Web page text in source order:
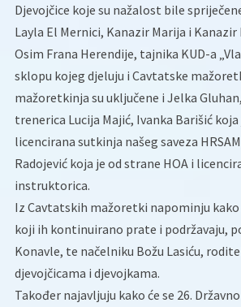
Djevojčice koje su nažalost bile
Layla El Mernici, Kanazir Marija i Kanazir
Osim Frana Herendije, tajnika KUD-a
sklopu kojeg djeluju i Cavtatske
mažoretkinja su uključene i Jelka
trenerica Lucija Majić, Ivanka Barišić
licencirana sutkinja našeg saveza
Radojević koja je od strane HOA i
instruktorica.
Iz Cavtatskih mažoretki napominju kako
koji ih kontinuirano prate i podržavaju,
Konavle, te načelniku Božu Lasiću,
djevojčicama i djevojkama.
Također najavljuju kako će se 26.